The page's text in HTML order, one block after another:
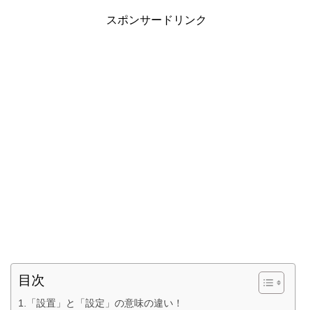
スポンサードリンク
目次
1.「設置」と「設定」の意味の違い！